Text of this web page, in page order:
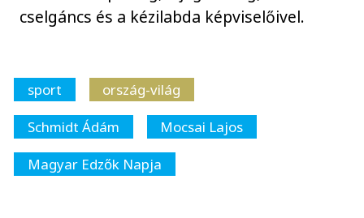
cselgáncs és a kézilabda képviselőivel.
sport
ország-világ
Schmidt Ádám
Mocsai Lajos
Magyar Edzők Napja